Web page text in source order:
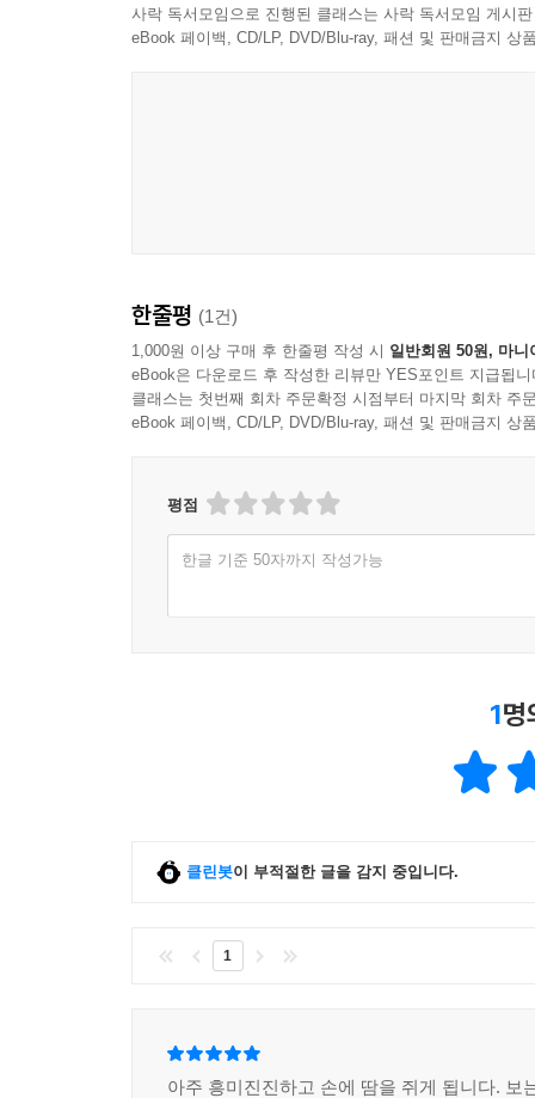
사락 독서모임으로 진행된 클래스는 사락 독서모임 게시
eBook 페이백, CD/LP, DVD/Blu-ray, 패션 및 판매금지 상
한줄평 (1건)
1,000원 이상 구매 후 한줄평 작성 시 일반회원 50원, 마니
eBook은 다운로드 후 작성한 리뷰만 YES포인트 지급됩니
클래스는 첫번째 회차 주문확정 시점부터 마지막 회차 주
eBook 페이백, CD/LP, DVD/Blu-ray, 패션 및 판매금지 상
평점
한글 기준 50자까지 작성가능
1명
클린봇이 부적절한 글을 감지 중입니다.
1
아주 흥미진진하고 손에 땀을 쥐게 됩니다. 보